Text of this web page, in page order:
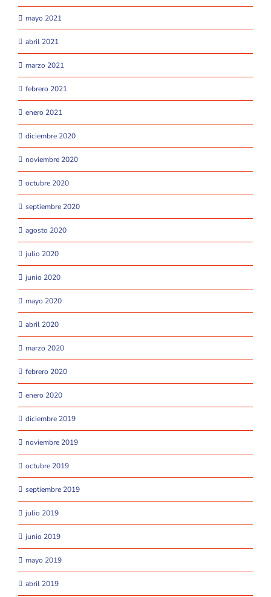
mayo 2021
abril 2021
marzo 2021
febrero 2021
enero 2021
diciembre 2020
noviembre 2020
octubre 2020
septiembre 2020
agosto 2020
julio 2020
junio 2020
mayo 2020
abril 2020
marzo 2020
febrero 2020
enero 2020
diciembre 2019
noviembre 2019
octubre 2019
septiembre 2019
julio 2019
junio 2019
mayo 2019
abril 2019